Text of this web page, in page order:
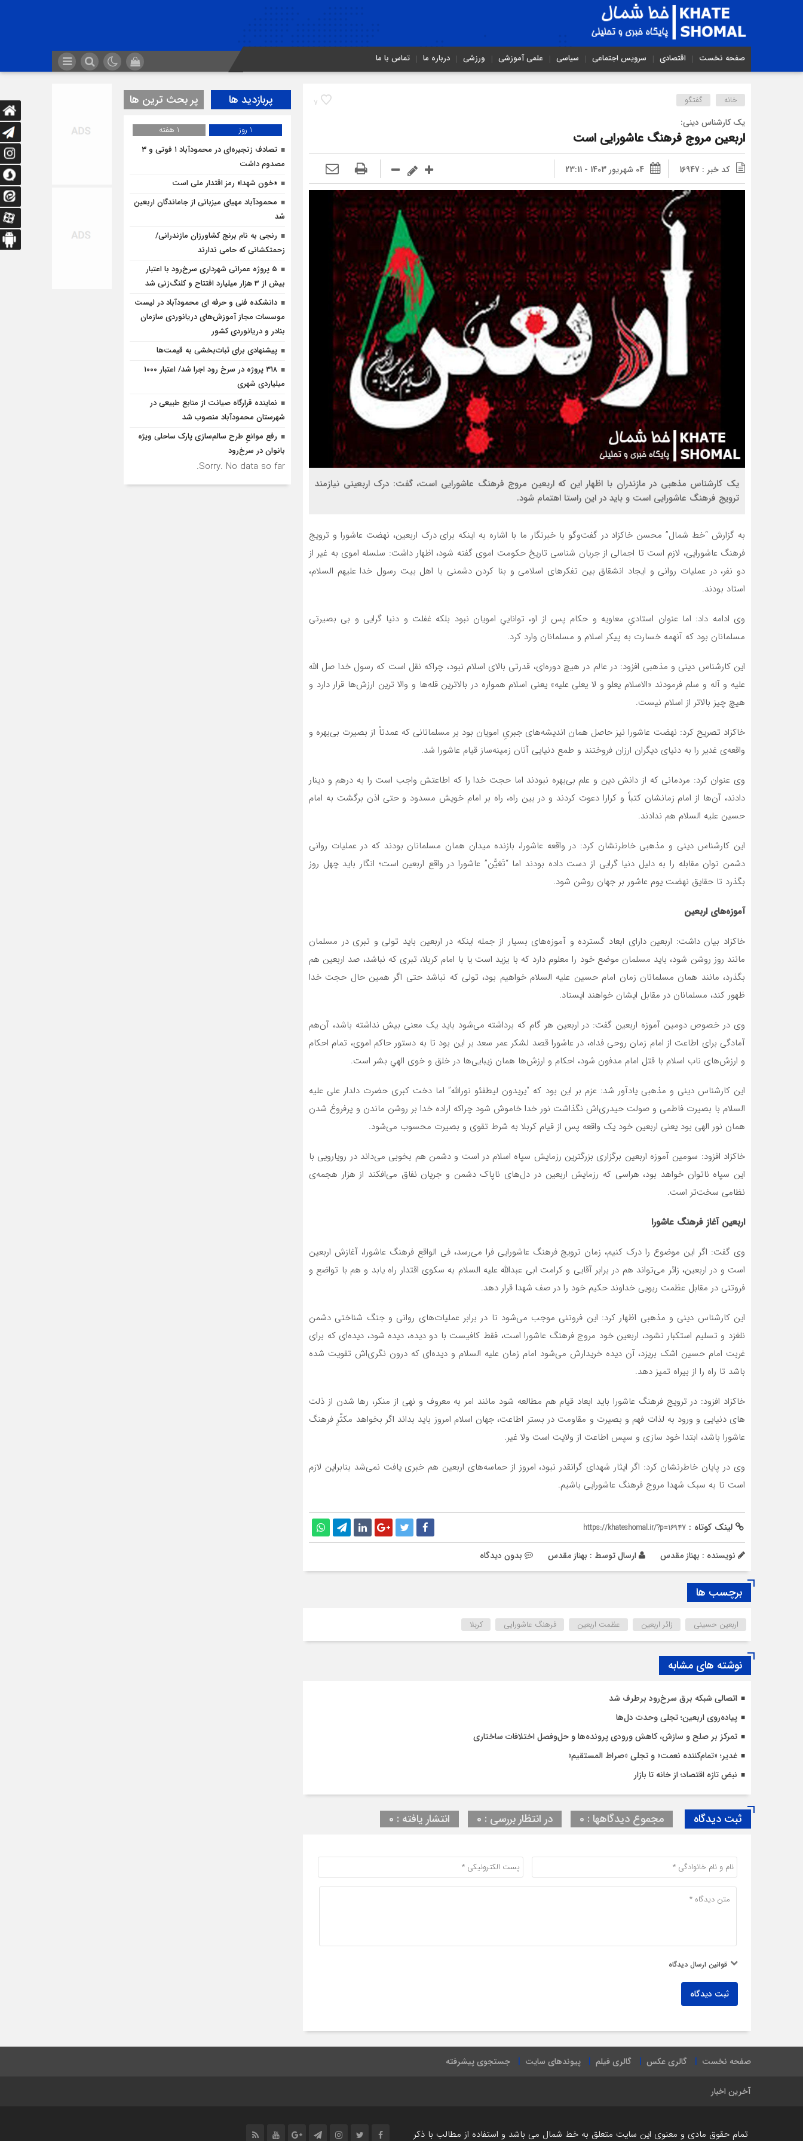
صفحه نخست اقتصادی سرویس اجتماعی سیاسی علمی آموزشی ورزشی درباره ما تماس با ما
7 خانه گفتگو
یک کارشناس دینی:
اربعین مروج فرهنگ عاشورایی است
کد خبر : 16947 04 شهریور 1403 - 23:11
یک کارشناس مذهبی در مازندران با اظهار این که اربعین مروج فرهنگ عاشورایی است، گفت: درک اربعینی نیازمند
ترویج فرهنگ عاشورایی است و باید در این راستا اهتمام شود.
به گزارش “خط شمال” محسن خاکزاد در گفت‌وگو با خبرنگار ما با اشاره به اینکه برای درک اربعین، نهضت عاشورا و ترویج
فرهنگ عاشورایی، لازم است تا اجمالی از جریان شناسی تاریخ حکومت اموی گفته شود، اظهار داشت: سلسله اموی به غیر از
دو نفر، در عملیات روانی و ایجاد انشقاق بین تفکرهای اسلامی و بنا کردن دشمنی با اهل بیت رسول خدا علیهم السلام،
استاد بودند.
وی ادامه داد: اما عنوان استادیِ معاویه و حکام پس از او، تواناییِ امویان نبود بلکه غفلت و دنیا گرایی و بی بصیرتی
مسلمانان بود که آنهمه خسارت به پیکر اسلام و مسلمانان وارد کرد.
این کارشناس دینی و مذهبی افزود: در عالم در هیچ دوره‌ای، قدرتی بالای اسلام نبود، چراکه نقل است که رسول خدا صل الله
علیه و آله و سلم فرمودند «الاسلام یعلو و لا یعلی علیه» یعنی اسلام همواره در بالاترین قله‌ها و والا ترین ارزش‌ها قرار دارد و
هیچ چیز بالاتر از اسلام نیست.
خاکزاد تصریح کرد: نهضت عاشورا نیز حاصل همان اندیشه‌های جبریِ امویان بود بر مسلمانانی که عمدتاً از بصیرت بی‌بهره و
واقعه‌ی غدیر را به دنیای دیگران ارزان فروختند و طمع دنیایی آنان زمینه‌ساز قیام عاشورا شد.
وی عنوان کرد: مردمانی که از دانش دین و علم بی‌بهره نبودند اما حجت خدا را که اطاعتش واجب است را به درهم و دینار
دادند، آن‌ها از امام زمانشان کتباً و کرارا دعوت کردند و در بین راه، راه بر امام خویش مسدود و حتی اذن برگشت به امام
حسین علیه السلام هم ندادند.
این کارشناس دینی و مذهبی خاطرنشان کرد: در واقعه عاشورا، بازنده میدان همان مسلمانان بودند که در عملیات روانی
دشمن توان مقابله را به دلیل دنیا گرایی از دست داده بودند اما “تَعَیُّن” عاشورا در واقع اربعین است؛ انگار باید چهل روز
بگذرد تا حقایق نهضت یوم عاشور بر جهان روشن شود.
آموزه‌های اربعین
خاکزاد بیان داشت: اربعین دارای ابعاد گسترده و آموزه‌های بسیار از جمله اینکه در اربعین باید تولی و تبری در مسلمان
مانند روز روشن شود، باید مسلمان موضع خود را معلوم دارد که با یزید است یا با امام کربلا، تبری که نباشد، صد اربعین هم
بگذرد، مانند همان مسلمانان زمان امام حسین علیه السلام خواهیم بود، تولی که نباشد حتی اگر همین حال حجت خدا
ظهور کند، مسلمانان در مقابل ایشان خواهند ایستاد.
وی در خصوص دومین آموزه اربعین گفت: در اربعین هر گام که برداشته می‌شود باید یک معنی بیش نداشته باشد، آن‌هم
آمادگی برای اطاعت از امام زمان روحی فداه، در عاشورا قصد لشکر عمر سعد بر این بود تا به دستور حاکم اموی، تمام احکام
و ارزش‌های ناب اسلام با قتل امام مدفون شود، احکام و ارزش‌ها همان زیبایی‌ها در خلق و خوی الهیِ بشر است.
این کارشناس دینی و مذهبی یادآور شد: عزم بر این بود که “یریدون لیطفئو نورالله” اما دخت کبری حضرت دلدار علی علیه
السلام با بصیرت فاطمی و صولت حیدری‌اش نگذاشت نور خدا خاموش شود چراکه اراده خدا بر روشن ماندن و پرفروغ شدن
همان نور الهی بود یعنی اربعین خود یک واقعه پس از قیام کربلا به شرط تقوی و بصیرت محسوب می‌شود.‌
خاکزاد افزود: سومین آموزه اربعین برگزاری بزرگترین رزمایش سپاه اسلام در است و دشمن هم بخوبی می‌داند در رویارویی با
این سپاه ناتوان خواهد بود، هراسی که رزمایش اربعین در دل‌های ناپاک دشمن و جریان نفاق می‌افکند از هزار هجمه‌ی
نظامی سخت‌تر است.
اربعین آغاز فرهنگ عاشورا
وی گفت: اگر این موضوع را درک کنیم، زمان ترویج فرهنگ عاشورایی فرا می‌رسد، فی الواقع فرهنگ عاشورا، آغازش اربعین
است و در اربعین، زائر می‌تواند هم در برابر آقایی و کرامت ابی عبدالله علیه السلام به سکوی اقتدار راه یابد و هم با تواضع و
فروتنی در مقابل عظمت ربویی خداوند حکیم خود را در صف شهدا قرار دهد.
این کارشناس دینی و مذهبی اظهار کرد: این فروتنی موجب می‌شود تا در برابر عملیات‌های روانی و جنگ شناختی دشمن
نلغزد و تسلیم استکبار نشود، اربعین خود مروج فرهنگ عاشورا است، فقط کافیست با دو دیده، دیده شود، دیده‌ای که برای
غربت امام حسین اشک بریزد، آن دیده خریدارش می‌شود امام زمان علیه السلام و دیده‌ای که درون نگری‌اش تقویت شده
باشد تا راه را از بیراه تمیز دهد.
خاکزاد افزود: در ترویج فرهنگ عاشورا باید ابعاد قیام هم مطالعه شود مانند امر به معروف و نهی از منکر، رها شدن از ذلت
های دنیایی و ورود به لذات فهم و بصیرت و مقاومت در بستر اطاعت، جهان اسلام امروز باید بداند اگر بخواهد مکثّرِ فرهنگ
عاشورا باشد، ابتدا خود سازی و سپس اطاعت از ولایت است ولا غیر.‌
وی در پایان خاطرنشان کرد: اگر ایثار شهدای گرانقدر نبود، امروز از حماسه‌های اربعین هم خبری یافت نمی‌شد بنابراین لازم
است تا به سبک شهدا مروج فرهنگ عاشورایی باشیم.
لینک کوتاه : https://khateshomal.ir/?p=16947
نویسنده : بهناز مقدس ارسال توسط : بهناز مقدس بدون دیدگاه
برچسب ها
اربعین حسینی زائر اربعین عظمت اربعین فرهنگ عاشورایی کربلا
نوشته های مشابه
اتصالی شبکه برق سرخ‌رود برطرف شد
پیاده‌روی اربعین؛ تجلی وحدت دل‌ها
تمرکز بر صلح و سازش، کاهش ورودی پرونده‌ها و حل‌وفصل اختلافات ساختاری
غدیر؛ «تمام‌کننده نعمت» و تجلی «صراط المستقیم»
نبض تازه اقتصاد؛ از خانه تا بازار
ثبت دیدگاه مجموع دیدگاهها : 0 در انتظار بررسی : 0 انتشار یافته : 0
قوانین ارسال دیدگاه
ثبت دیدگاه
پربازدید ها پر بحث ترین ها
1 روز
1 هفته
تصادف زنجیره‌ای در محمودآباد ۱ فوتی و ۳
مصدوم داشت
«خون شهدا» رمز اقتدار ملی است
محمودآباد مهیای میزبانی از جاماندگان اربعین
شد
رنجی به نام برنج کشاورزان مازندرانی/
زحمتکشانی که حامی ندارند
5 پروژه‌ عمرانی شهرداری سرخ‌رود با اعتبار
بیش از 3 هزار میلیارد افتتاح و کلنگ‌زنی شد
دانشکده فنی و حرفه ای محمودآباد در لیست
موسسات مجاز آموزش‌های دریانوردی سازمان
بنادر و دریانوردی کشور
پیشنهادی برای ثبات‌بخشی به قیمت‌ها
۳۱۸ پروژه در سرخ رود اجرا شد/ اعتبار ۱۰۰۰
میلیاردی شهری
نماینده قرارگاه صیانت از منابع طبیعی در
شهرستان محمودآباد منصوب شد
رفع موانع‌ِ طرح سالم‌سازی پارک ساحلی ویژه
بانوان در سرخ‌رود
Sorry. No data so far.
صفحه نخست گالری عکس گالری فیلم پیوندهای سایت جستجوی پیشرفته
آخرین اخبار
تمام حقوق مادی و معنوی این سایت متعلق به خط شمال می باشد و استفاده از مطالب با ذکر